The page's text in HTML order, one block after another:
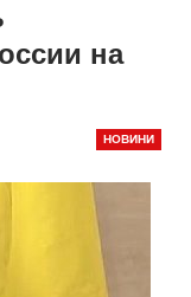
на
НОВИНИ